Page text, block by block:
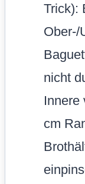
Trick):
Ober-/
nicht
Innere
cm